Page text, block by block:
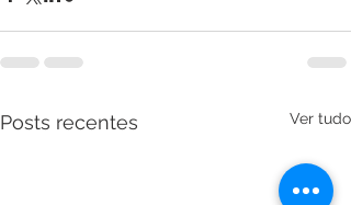
Posts recentes Ver tudo